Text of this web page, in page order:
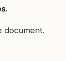
document.